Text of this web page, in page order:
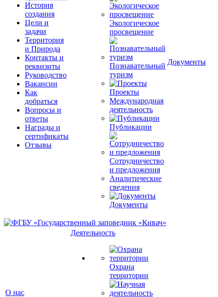
История
создания
Цели и
задачи
Территория
и Природа
Контакты и
реквизиты
Руководство
Вакансии
Как
добраться
Вопросы и
ответы
Награды и
сертификаты
Отзывы
Экологическое
просвещение
Познавательный
туризм
Проекты
Международная
деятельность
Публикации
Сотрудничество
и предложения
Аналитические
сведения
Документы
Документы
О нас
Деятельность
Охрана
территории